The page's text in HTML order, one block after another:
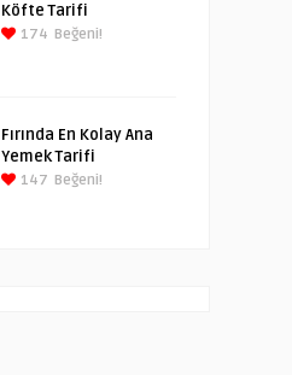
Köfte Tarifi
174 Beğeni!
Fırında En Kolay Ana
Yemek Tarifi
147 Beğeni!